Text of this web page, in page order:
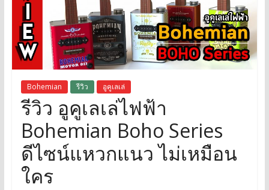
Bohemian รีวิว อูคูเลเล่
รีวิว อูคูเลเล่ไฟฟ้า
Bohemian Boho Series
ดีไซน์แหวกแนว ไม่เหมือน
ใคร